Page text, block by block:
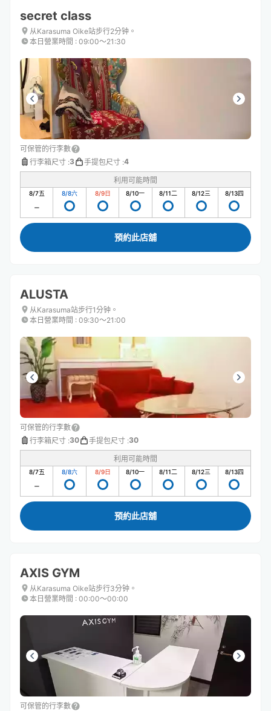
secret class
从Karasuma Oike站步行2分钟。
本日營業時間 : 09:00〜21:30
可保管的行李數
行李箱尺寸 :3 手提包尺寸 :4
利用可能時間
8/7五 8/8六 8/9日 8/10一 8/11二 8/12三 8/13四
預約此店舖
ALUSTA
从Karasuma站步行1分钟。
本日營業時間 : 09:30〜21:00
可保管的行李數
行李箱尺寸 :30 手提包尺寸 :30
利用可能時間
8/7五 8/8六 8/9日 8/10一 8/11二 8/12三 8/13四
預約此店舖
AXIS GYM
从Karasuma Oike站步行3分钟。
本日營業時間 : 00:00〜00:00
可保管的行李數